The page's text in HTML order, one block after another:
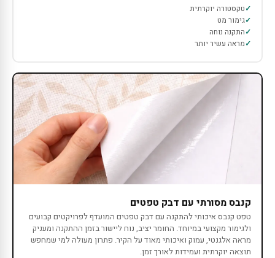
טקסטורה יוקרתית
גימור מט
התקנה נוחה
מראה עשיר יותר
קנבס מסורתי עם דבק טפטים
טפט קנבס איכותי להתקנה עם דבק טפטים המועדף לפרויקטים קבועים
ולגימור מקצועי במיוחד. החומר יציב, נוח ליישור בזמן ההתקנה ומעניק
מראה אלגנטי, עמוק ואיכותי מאוד על הקיר. פתרון מעולה למי שמחפש
תוצאה יוקרתית ועמידות לאורך זמן.